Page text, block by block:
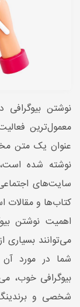
نوشتن
معمول‌ترین
عنوان یک متن
نوشته شده است،
سایت‌های
کتاب‌ها و مقالات
اهمیت نوشتن
می‌توانند
شما در مورد
بیوگرافی خوب،
شخصی و